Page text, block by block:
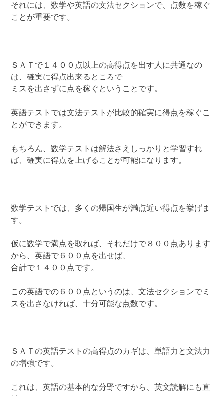
それには、数学や英語の文法セクションで、点数を稼ぐ
ことが重要です。
ＳＡＴで１４００点以上の高得点を出す人に共通なの
は、確実に得点出来るところで
ミスを出さずに点を稼ぐということです。
英語テストでは文法テストが比較的確実に得点を稼ぐこ
とができます。
もちろん、数学テストは解法さえしっかりと学習すれ
ば、確実に得点を上げることが可能になります。
数学テストでは、多くの帰国生が満点近い得点を挙げま
す。
仮に数学で満点を取れば、それだけで８００点あります
から、英語で６００点を出せば、
合計で１４００点です。
この英語での６００点というのは、文法セクションでミ
スを出さなければ、十分可能な点数です。
ＳＡＴの英語テストの高得点のカギは、単語力と文法力
の増強です。
これは、英語の基本的な分野ですから、英文読解にも直